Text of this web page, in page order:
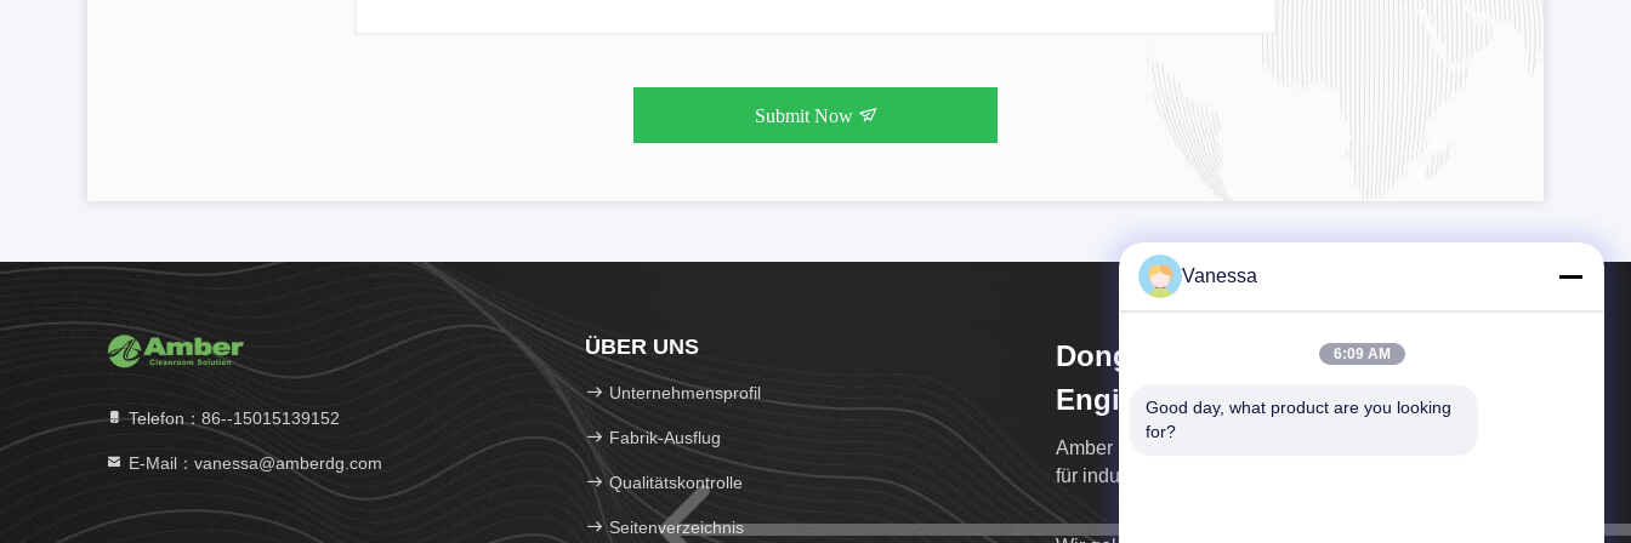
Submit Now
Telefon：86--15015139152
E-Mail：vanessa@amberdg.com
ÜBER UNS
Unternehmensprofil
Fabrik-Ausflug
Qualitätskontrolle
Seitenverzeichnis
Dongguan Amber Purification
Engineering Limited
Amber Focus auf one-stop Ingenieurdienstleistungen
für industrielle Cleanrooms und Operationssäle.
Vanessa
6:09 AM
Good day, what product are you looking
for?